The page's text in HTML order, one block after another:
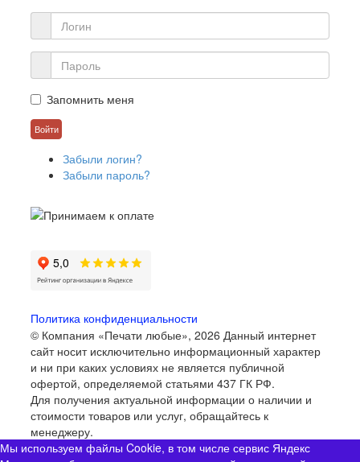
Запомнить меня
Забыли логин?
Забыли пароль?
Политика конфиденциальности
© Компания «Печати любые», 2026 Данный интернет
сайт носит исключительно информационный характер
и ни при каких условиях не является публичной
офертой, определяемой статьями 437 ГК РФ.
Для получения актуальной информации о наличии и
стоимости товаров или услуг, обращайтесь к
менеджеру.
Мы используем файлы Cookie, в том числе сервис Яндекс